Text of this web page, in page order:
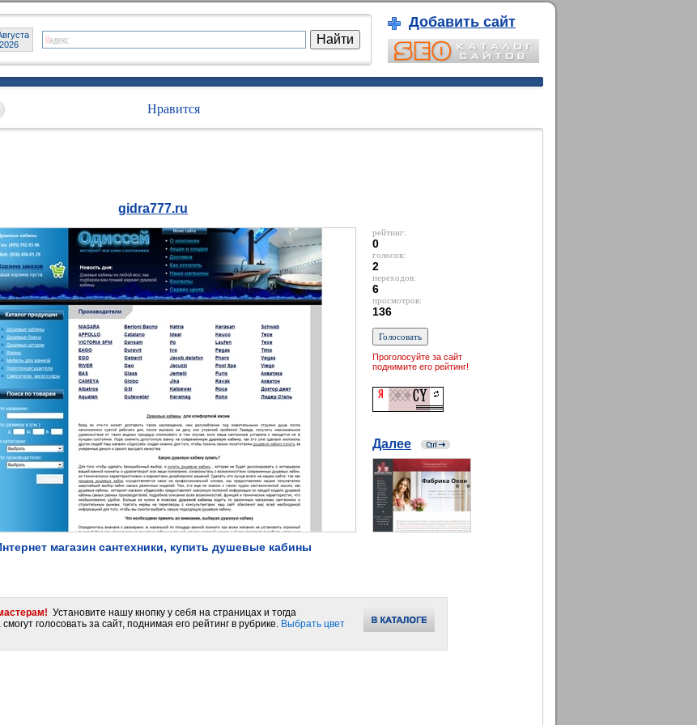
2026
Добавить сайт
Нравится
gidra777.ru
магазин сантехники, купить душевые кабины
рейтинг:
0
голосов:
2
переходов:
6
просмотров:
136
Проголосуйте за сайт
поднимите его рейтинг!
Далее
Установите нашу кнопку у себя на страницах и тогда
голосовать за сайт, поднимая его рейтинг в рубрике. Выбрать цвет